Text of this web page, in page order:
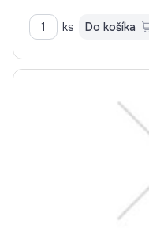
ks Do košíka